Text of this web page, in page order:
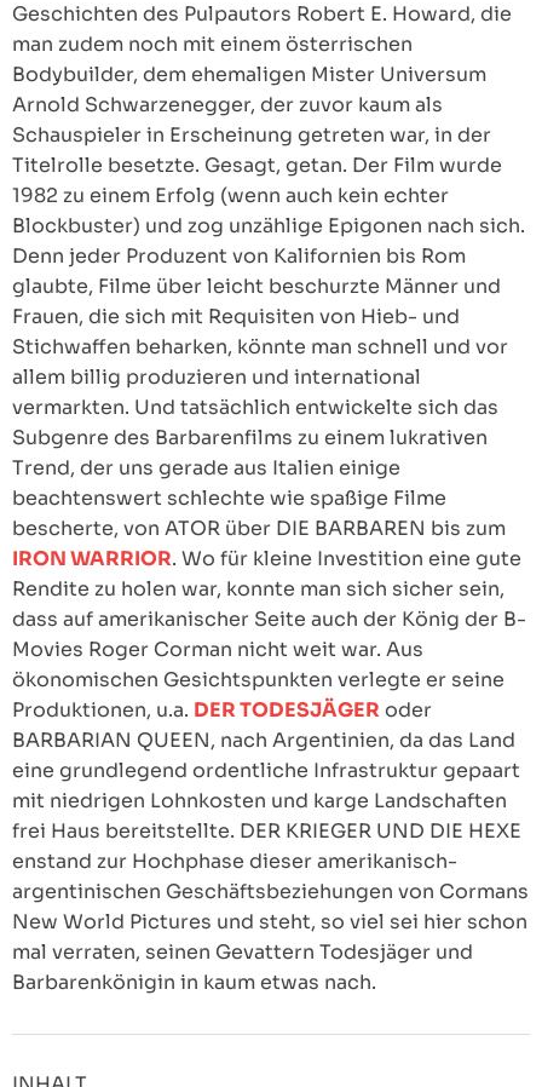
Geschichten des Pulpautors Robert E. Howard, die
man zudem noch mit einem österrischen
Bodybuilder, dem ehemaligen Mister Universum
Arnold Schwarzenegger, der zuvor kaum als
Schauspieler in Erscheinung getreten war, in der
Titelrolle besetzte. Gesagt, getan. Der Film wurde
1982 zu einem Erfolg (wenn auch kein echter
Blockbuster) und zog unzählige Epigonen nach sich.
Denn jeder Produzent von Kalifornien bis Rom
glaubte, Filme über leicht beschurzte Männer und
Frauen, die sich mit Requisiten von Hieb- und
Stichwaffen beharken, könnte man schnell und vor
allem billig produzieren und international
vermarkten. Und tatsächlich entwickelte sich das
Subgenre des Barbarenfilms zu einem lukrativen
Trend, der uns gerade aus Italien einige
beachtenswert schlechte wie spaßige Filme
bescherte, von ATOR über DIE BARBAREN bis zum
IRON WARRIOR. Wo für kleine Investition eine gute
Rendite zu holen war, konnte man sich sicher sein,
dass auf amerikanischer Seite auch der König der B-
Movies Roger Corman nicht weit war. Aus
ökonomischen Gesichtspunkten verlegte er seine
Produktionen, u.a. DER TODESJÄGERoder
BARBARIAN QUEEN, nach Argentinien, da das Land
eine grundlegend ordentliche Infrastruktur gepaart
mit niedrigen Lohnkosten und karge Landschaften
frei Haus bereitstellte. DER KRIEGER UND DIE HEXE
enstand zur Hochphase dieser amerikanisch-
argentinischen Geschäftsbeziehungen von Cormans
New World Pictures und steht, so viel sei hier schon
mal verraten, seinen Gevattern Todesjäger und
Barbarenkönigin in kaum etwas nach.